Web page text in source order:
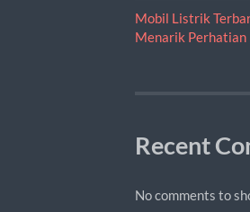
Mobil Listrik
Menarik Perhatian
Recent
No comments to